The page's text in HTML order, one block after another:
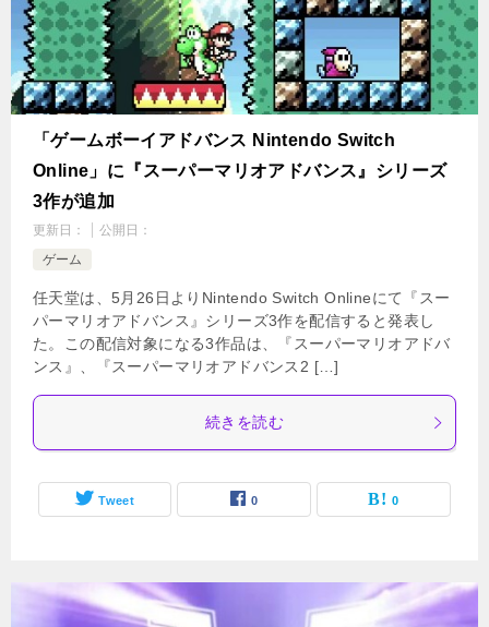
「ゲームボーイアドバンス Nintendo Switch
Online」に『スーパーマリオアドバンス』シリーズ
3作が追加
更新日：
公開日：
ゲーム
任天堂は、5月26日よりNintendo Switch Onlineにて『スー
パーマリオアドバンス』シリーズ3作を配信すると発表し
た。この配信対象になる3作品は、『スーパーマリオアドバ
ンス』、『スーパーマリオアドバンス2 […]
続きを読む
Tweet 0 0